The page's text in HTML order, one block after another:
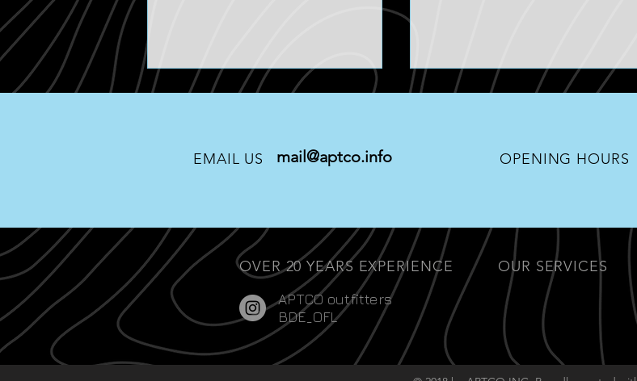
LEAF SPRING
EMAIL US mail@aptco.info OPENING HOURS
OVER 20 YEARS EXPERIENCE
APTCO outfitters
BDE_OFL
OUR SERVICES